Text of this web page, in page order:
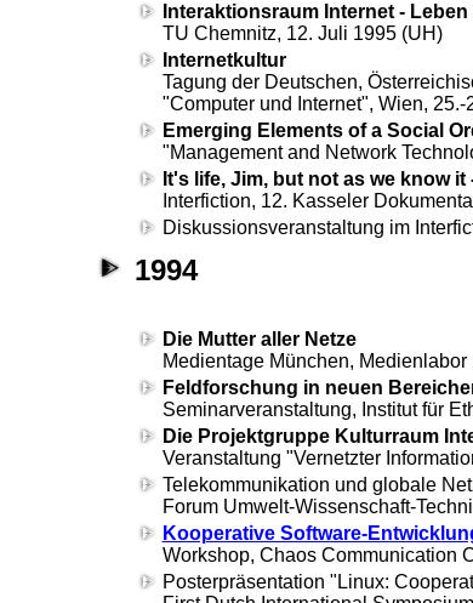
Interaktionsraum Internet -
TU Chemnitz, 12. Juli 1995 (UH)
Internetkultur
Tagung der Deutschen,
"Computer und Internet", Wien,
Emerging Elements of a Social
"Management and Network
It's life, Jim, but not as we know
Interfiction, 12. Kasseler
Diskussionsveranstaltung im
1994
Die Mutter aller Netze
Medientage München,
Feldforschung in neuen
Seminarveranstaltung, Institut für
Die Projektgruppe Kulturraum
Veranstaltung "Vernetzter
Telekommunikation und globale
Forum Umwelt-Wissenschaft-
Kooperative Software-
Workshop, Chaos Communication
Posterpräsentation "Linux: